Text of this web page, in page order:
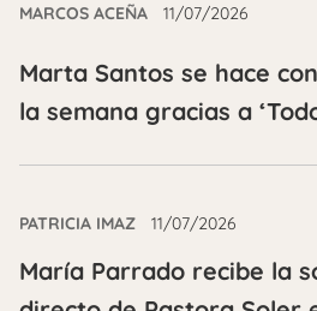
MARCOS ACEÑA 11/07/2026
Marta Santos se hace
la semana gracias a
PATRICIA IMAZ 11/07/2026
María Parrado recibe la